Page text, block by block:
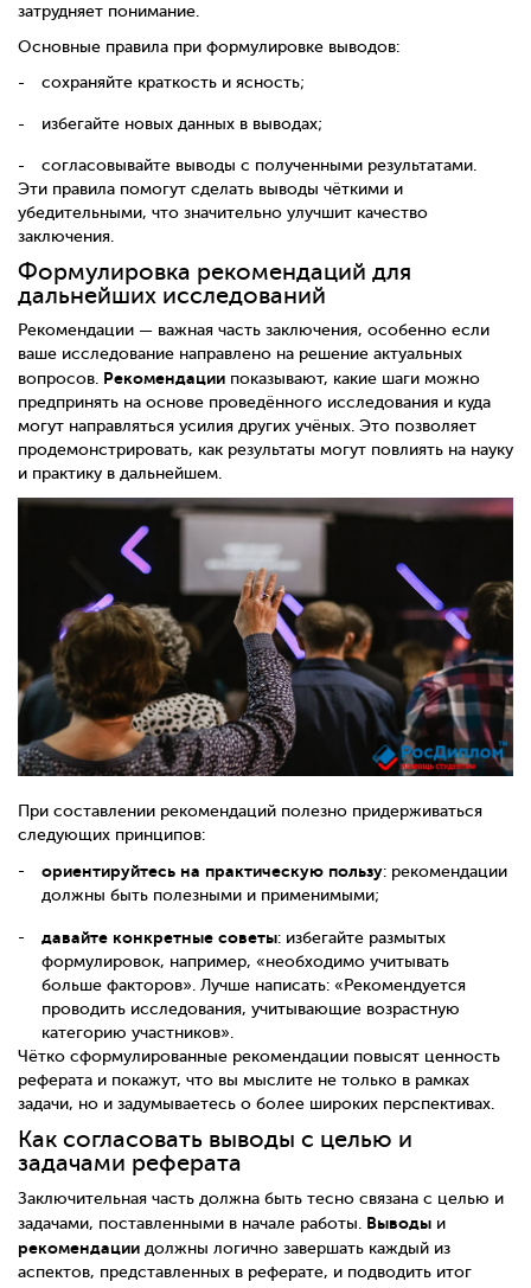
затрудняет понимание.
Основные правила при формулировке выводов:
сохраняйте краткость и ясность;
избегайте новых данных в выводах;
согласовывайте выводы с полученными результатами.
Эти правила помогут сделать выводы чёткими и
убедительными, что значительно улучшит качество
заключения.
Формулировка рекомендаций для
дальнейших исследований
Рекомендации — важная часть заключения, особенно если
ваше исследование направлено на решение актуальных
вопросов. Рекомендации показывают, какие шаги можно
предпринять на основе проведённого исследования и куда
могут направляться усилия других учёных. Это позволяет
продемонстрировать, как результаты могут повлиять на науку
и практику в дальнейшем.
При составлении рекомендаций полезно придерживаться
следующих принципов:
ориентируйтесь на практическую пользу: рекомендации
должны быть полезными и применимыми;
давайте конкретные советы: избегайте размытых
формулировок, например, «необходимо учитывать
больше факторов». Лучше написать: «Рекомендуется
проводить исследования, учитывающие возрастную
категорию участников».
Чётко сформулированные рекомендации повысят ценность
реферата и покажут, что вы мыслите не только в рамках
задачи, но и задумываетесь о более широких перспективах.
Как согласовать выводы с целью и
задачами реферата
Заключительная часть должна быть тесно связана с целью и
задачами, поставленными в начале работы. Выводы и
рекомендации должны логично завершать каждый из
аспектов, представленных в реферате, и подводить итог